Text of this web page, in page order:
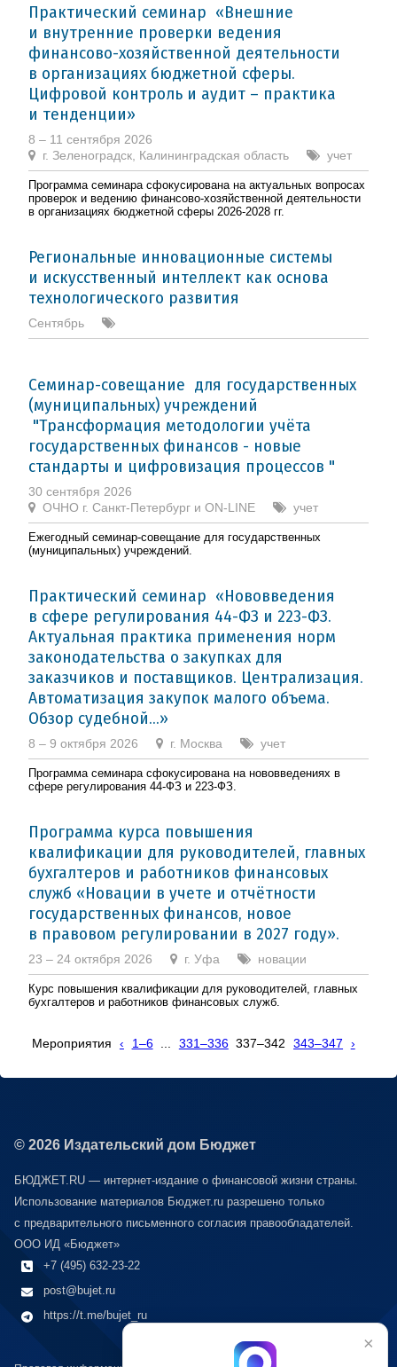
Практический семинар «Внешние
и внутренние проверки ведения
финансово-хозяйственной деятельности
в организациях бюджетной сферы.
Цифровой контроль и аудит – практика
и тенденции»
8 – 11 сентября 2026
г. Зеленоградск, Калининградская область
учет
Программа семинара сфокусирована на актуальных вопросах
проверок и ведению финансово-хозяйственной деятельности
в организациях бюджетной сферы 2026-2028 гг.
Региональные инновационные системы
и искусственный интеллект как основа
технологического развития
Сентябрь
Семинар-совещание для государственных
(муниципальных) учреждений
"Трансформация методологии учёта
государственных финансов - новые
стандарты и цифровизация процессов "
30 сентября 2026
ОЧНО г. Санкт-Петербург и ON-LINE
учет
Ежегодный семинар-совещание для государственных
(муниципальных) учреждений.
Практический семинар «Нововведения
в сфере регулирования 44-ФЗ и 223-ФЗ.
Актуальная практика применения норм
законодательства о закупках для
заказчиков и поставщиков. Централизация.
Автоматизация закупок малого объема.
Обзор судебной...»
8 – 9 октября 2026 г. Москва учет
Программа семинара сфокусирована на нововведениях в
сфере регулирования 44-ФЗ и 223-ФЗ.
Программа курса повышения
квалификации для руководителей, главных
бухгалтеров и работников финансовых
служб «Новации в учете и отчётности
государственных финансов, новое
в правовом регулировании в 2027 году».
23 – 24 октября 2026 г. Уфа новации
Курс повышения квалификации для руководителей, главных
бухгалтеров и работников финансовых служб.
Мероприятия ‹ 1–6 331–336 337–342 343–347 ›
© 2026 Издательский дом Бюджет
БЮДЖЕТ.RU — интернет-издание о финансовой жизни страны.
Использование материалов Бюджет.ru разрешено только
с предварительного письменного согласия правообладателей.
ООО ИД «Бюджет»
+7 (495) 632-23-22
post@bujet.ru
https://t.me/bujet_ru
×